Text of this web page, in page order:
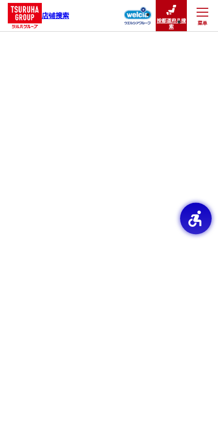
店铺搜索
按都道府县搜
索
菜单
关闭